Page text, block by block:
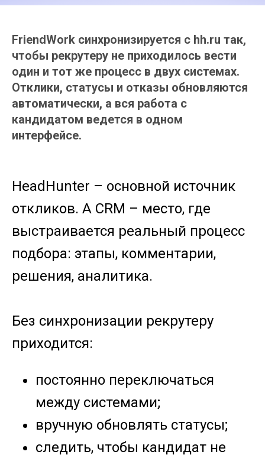
FriendWork синхронизируется с hh.ru так,
чтобы рекрутеру не приходилось вести
один и тот же процесс в двух системах.
Отклики, статусы и отказы обновляются
автоматически, а вся работа с
кандидатом ведется в одном
интерфейсе.
HeadHunter – основной источник
откликов. А CRM – место, где
выстраивается реальный процесс
подбора: этапы, комментарии,
решения, аналитика.
Без синхронизации рекрутеру
приходится:
постоянно переключаться
между системами;
вручную обновлять статусы;
следить, чтобы кандидат не